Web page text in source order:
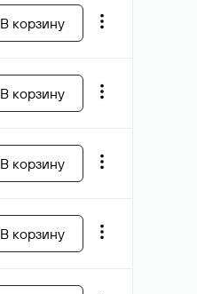
В корзину
В корзину
В корзину
В корзину